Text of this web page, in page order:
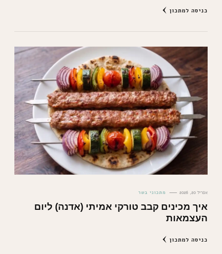
כניסה למתכון
אפריל 20, 2026 מתכוני בשר
איך מכינים קבב טורקי אמיתי (אדנה) ליום
העצמאות
כניסה למתכון